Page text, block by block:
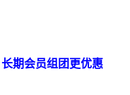
期会员组团更优惠